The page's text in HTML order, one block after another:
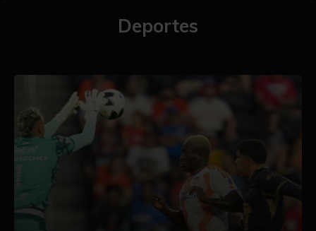
Deportes